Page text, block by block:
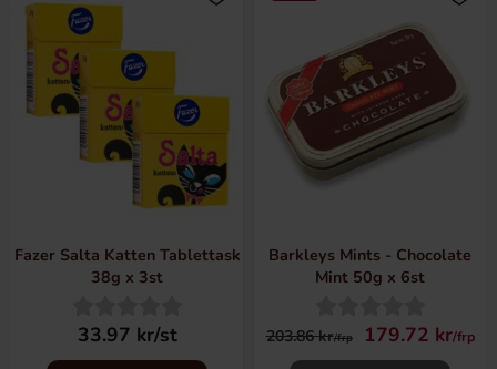
Fazer Salta Katten Tablettask
38g x 3st
33.97 kr/st
Barkleys Mints - Chocolate
Mint 50g x 6st
203.86 kr/frp 179.72 kr/frp